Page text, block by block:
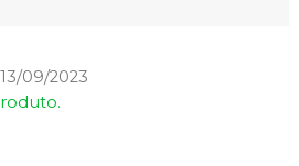
13/09/2023